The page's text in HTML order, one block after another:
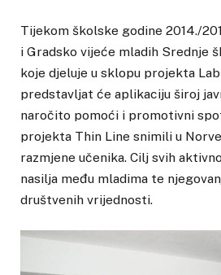
Tijekom školske godine 2014./
i Gradsko vijeće mladih Srednje
koje djeluje u sklopu projekta
predstavljat će aplikaciju široj
naročito pomoći i promotivni
projekta Thin Line snimili u
razmjene učenika. Cilj svih
nasilja među mladima te
društvenih vrijednosti.